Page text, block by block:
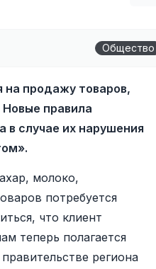
Общество
на продажу товаров,
правила
в случае их нарушения
молоко,
потребуется
что клиент
теперь полагается
региона